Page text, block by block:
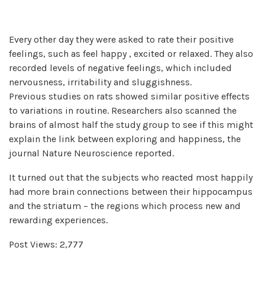
Every other day they were asked to rate their positive
feelings, such as feel happy , excited or relaxed. They also
recorded levels of negative feelings, which included
nervousness, irritability and sluggishness.
Previous studies on rats showed similar positive effects
to variations in routine. Researchers also scanned the
brains of almost half the study group to see if this might
explain the link between exploring and happiness, the
journal Nature Neuroscience reported.
It turned out that the subjects who reacted most happily
had more brain connections between their hippocampus
and the striatum – the regions which process new and
rewarding experiences.
Post Views: 2,777